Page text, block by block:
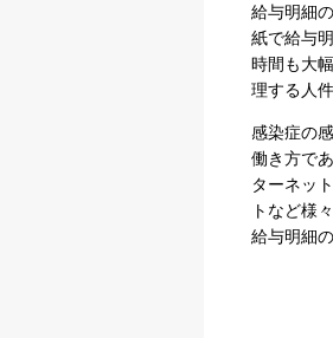
給与明細
紙で給与
時間も大
理する人
感染症の
働き方で
ターネッ
トなど様
給与明細